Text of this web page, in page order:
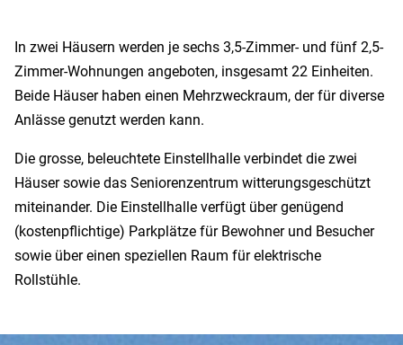
In zwei Häusern werden je sechs 3,5-Zimmer- und fünf 2,5-
Zimmer-Wohnungen angeboten, insgesamt 22 Einheiten.
Beide Häuser haben einen Mehrzweckraum, der für diverse
Anlässe genutzt werden kann.
Die grosse, beleuchtete Einstellhalle verbindet die zwei
Häuser sowie das Seniorenzentrum witterungsgeschützt
miteinander. Die Einstellhalle verfügt über genügend
(kostenpflichtige) Parkplätze für Bewohner und Besucher
sowie über einen speziellen Raum für elektrische
Rollstühle.